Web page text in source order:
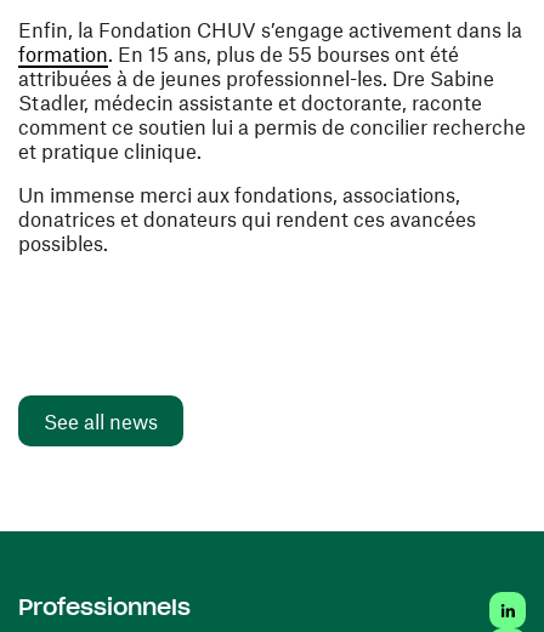
Enfin, la Fondation CHUV s’engage activement dans la
formation (opens in a new window)
. En 15 ans, plus de 55 bourses ont été
attribuées à de jeunes professionnel-les. Dre Sabine
Stadler, médecin assistante et doctorante, raconte
comment ce soutien lui a permis de concilier recherche
et pratique clinique.
Un immense merci aux fondations, associations,
donatrices et donateurs qui rendent ces avancées
possibles.
See all news
Professionnels